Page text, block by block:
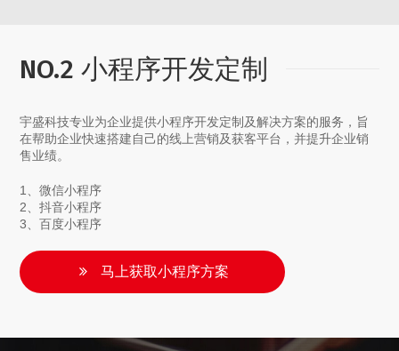
NO.2 小程序开发定制
宇盛科技专业为企业提供小程序开发定制及解决方案的服务，旨
在帮助企业快速搭建自己的线上营销及获客平台，并提升企业销
售业绩。
1、微信小程序
2、抖音小程序
3、百度小程序
马上获取小程序方案